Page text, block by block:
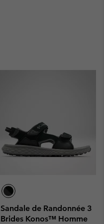
Sandale de Randonnée 3
Brides Konos™ Homme